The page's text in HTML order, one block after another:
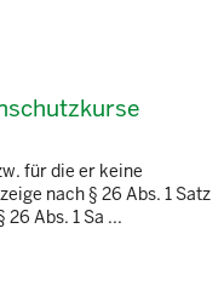
für die er keine
nach § 26 Abs. 1 Satz
Abs. 1 Sa ...